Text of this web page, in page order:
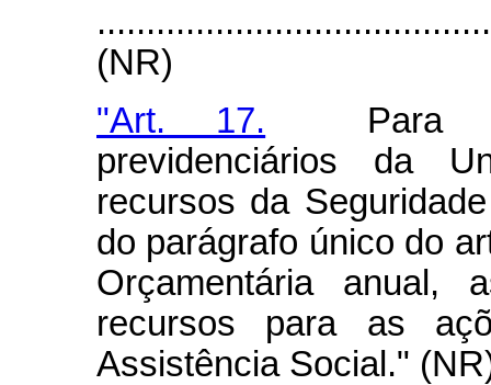
(NR)
"Art. 17. Para
previdenciários da
recursos da
do parágrafo único do
Orçamentária anual,
recursos para as
Assistência Social."